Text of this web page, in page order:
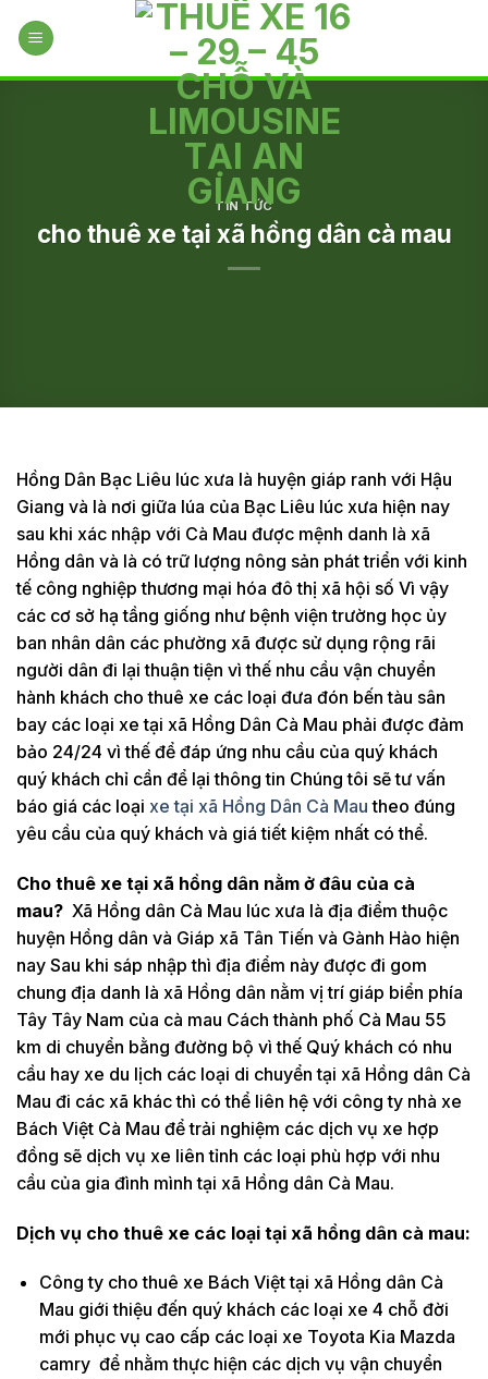
TIN TỨC
cho thuê xe tại xã hồng dân cà mau
Hồng Dân Bạc Liêu lúc xưa là huyện giáp ranh với Hậu
Giang và là nơi giữa lúa của Bạc Liêu lúc xưa hiện nay
sau khi xác nhập với Cà Mau được mệnh danh là xã
Hồng dân và là có trữ lượng nông sản phát triển với kinh
tế công nghiệp thương mại hóa đô thị xã hội số Vì vậy
các cơ sở hạ tầng giống như bệnh viện trường học ủy
ban nhân dân các phường xã được sử dụng rộng rãi
người dân đi lại thuận tiện vì thế nhu cầu vận chuyển
hành khách cho thuê xe các loại đưa đón bến tàu sân
bay các loại xe tại xã Hồng Dân Cà Mau phải được đảm
bảo 24/24 vì thế để đáp ứng nhu cầu của quý khách
quý khách chỉ cần để lại thông tin Chúng tôi sẽ tư vấn
báo giá các loại xe tại xã Hồng Dân Cà Mau theo đúng
yêu cầu của quý khách và giá tiết kiệm nhất có thể.
Cho thuê xe tại xã hồng dân nằm ở đâu của cà
mau? Xã Hồng dân Cà Mau lúc xưa là địa điểm thuộc
huyện Hồng dân và Giáp xã Tân Tiến và Gành Hào hiện
nay Sau khi sáp nhập thì địa điểm này được đi gom
chung địa danh là xã Hồng dân nằm vị trí giáp biển phía
Tây Tây Nam của cà mau Cách thành phố Cà Mau 55
km di chuyển bằng đường bộ vì thế Quý khách có nhu
cầu hay xe du lịch các loại di chuyển tại xã Hồng dân Cà
Mau đi các xã khác thì có thể liên hệ với công ty nhà xe
Bách Việt Cà Mau để trải nghiệm các dịch vụ xe hợp
đồng sẽ dịch vụ xe liên tỉnh các loại phù hợp với nhu
cầu của gia đình mình tại xã Hồng dân Cà Mau.
Dịch vụ cho thuê xe các loại tại xã hồng dân cà mau:
Công ty cho thuê xe Bách Việt tại xã Hồng dân Cà
Mau giới thiệu đến quý khách các loại xe 4 chỗ đời
mới phục vụ cao cấp các loại xe Toyota Kia Mazda
camry để nhằm thực hiện các dịch vụ vận chuyển